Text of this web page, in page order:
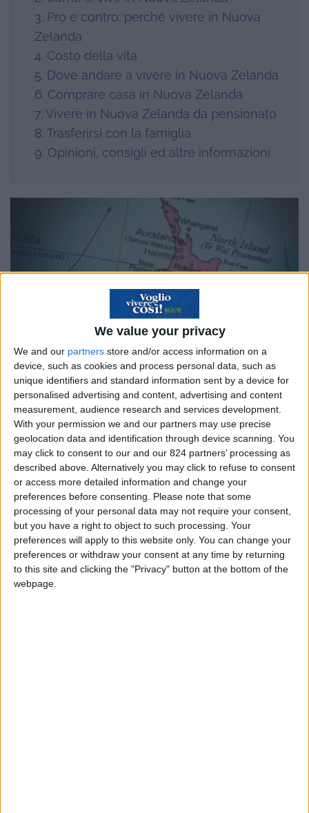
We value your privacy
We and our partners store and/or access information on a
device, such as cookies and process personal data, such as
unique identifiers and standard information sent by a device for
personalised advertising and content, advertising and content
measurement, audience research and services development.
With your permission we and our partners may use precise
geolocation data and identification through device scanning. You
may click to consent to our and our 824 partners’ processing as
described above. Alternatively you may click to refuse to consent
or access more detailed information and change your
preferences before consenting.
Please note that some
processing of your personal data may not require your consent,
but you have a right to object to such processing. Your
preferences will apply to this website only. You can change your
preferences or withdraw your consent at any time by returning
to this site and clicking the "Privacy" button at the bottom of the
webpage.
Pro e contro: perché vivere in Nuova
Zelanda
Costo della vita
Dove andare a vivere in Nuova Zelanda
Comprare casa in Nuova Zelanda
Vivere in Nuova Zelanda da pensionato
Trasferirsi con la famiglia
Opinioni, consigli ed altre informazioni
Come fare per trasferirsi in
Nuova Zelanda: visto e
burocrazia
Per andare a vivere in New Zealand è
necessario procurarsi un vistopoiché il solo
fatto di possedere un passaporto valido non è
sufficiente. Perciò, la prima cosa da fare quando
si scegliere di trasferirsi in Nuova Zelanda, è
capire quali sono i documenti ed i visti necessari.